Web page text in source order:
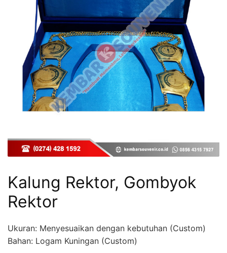
Kalung Rektor, Gombyok
Rektor
Ukuran: Menyesuaikan dengan kebutuhan (Custom)
Bahan: Logam Kuningan (Custom)